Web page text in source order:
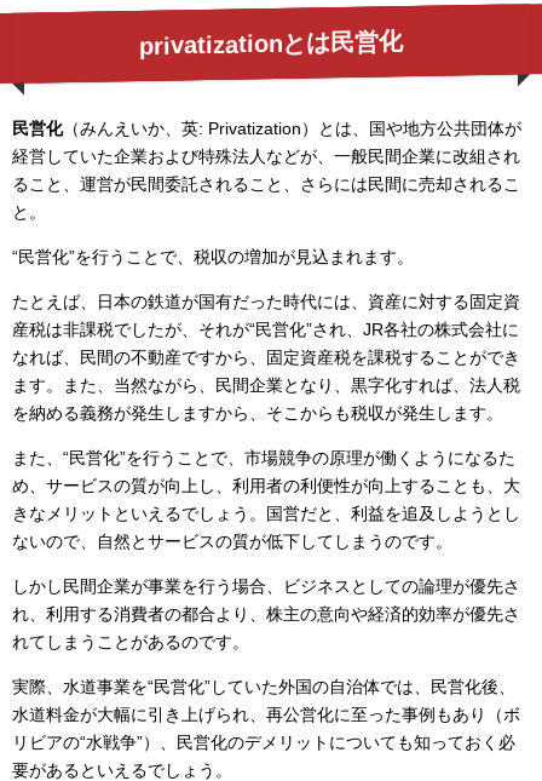
privatizationとは民営化
民営化（みんえいか、英: Privatization）とは、国や地方公共団体が
経営していた企業および特殊法人などが、一般民間企業に改組され
ること、運営が民間委託されること、さらには民間に売却されるこ
と。
“民営化”を行うことで、税収の増加が見込まれます。
たとえば、日本の鉄道が国有だった時代には、資産に対する固定資
産税は非課税でしたが、それが“民営化”され、JR各社の株式会社に
なれば、民間の不動産ですから、固定資産税を課税することができ
ます。また、当然ながら、民間企業となり、黒字化すれば、法人税
を納める義務が発生しますから、そこからも税収が発生します。
また、“民営化”を行うことで、市場競争の原理が働くようになるた
め、サービスの質が向上し、利用者の利便性が向上することも、大
きなメリットといえるでしょう。国営だと、利益を追及しようとし
ないので、自然とサービスの質が低下してしまうのです。
しかし民間企業が事業を行う場合、ビジネスとしての論理が優先さ
れ、利用する消費者の都合より、株主の意向や経済的効率が優先さ
れてしまうことがあるのです。
実際、水道事業を“民営化”していた外国の自治体では、民営化後、
水道料金が大幅に引き上げられ、再公営化に至った事例もあり（ボ
リビアの“水戦争”）、民営化のデメリットについても知っておく必
要があるといえるでしょう。